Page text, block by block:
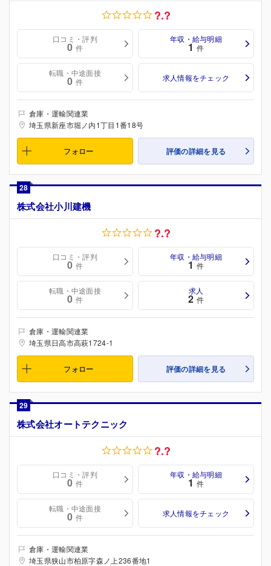
?.?
口コミ・評判
0 件
年収・給与明細
1 件
転職・中途面接
0 件 求人情報をチェック
倉庫・運輸関連業
埼玉県新座市堀ノ内1丁目1番18号
フォロー 評価の詳細を見る
28
株式会社小川建機
?.?
口コミ・評判
0 件
年収・給与明細
1 件
転職・中途面接
0 件
求人
2 件
倉庫・運輸関連業
埼玉県日高市高萩1724-1
フォロー 評価の詳細を見る
29
株式会社オートテクニック
?.?
口コミ・評判
0 件
年収・給与明細
1 件
転職・中途面接
0 件 求人情報をチェック
倉庫・運輸関連業
埼玉県狭山市柏原字森ノ上236番地1